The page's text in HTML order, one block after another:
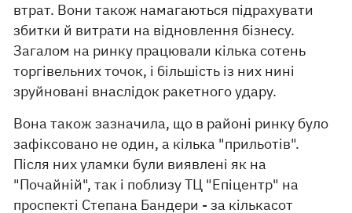
втрат. Вони також намагаються підрахувати
збитки й витрати на відновлення бізнесу.
Загалом на ринку працювали кілька сотень
торгівельних точок, і більшість із них нині
зруйновані внаслідок ракетного удару.
Вона також зазначила, що в районі ринку було
зафіксовано не один, а кілька "прильотів".
Після них уламки були виявлені як на
"Почайній", так і поблизу ТЦ "Епіцентр" на
проспекті Степана Бандери - за кількасот